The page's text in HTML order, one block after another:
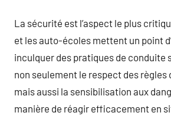
La sécurité est l’aspect le plus
et les auto-écoles mettent un point
inculquer des pratiques de conduite
non seulement le respect des règles
mais aussi la sensibilisation aux
manière de réagir efficacement en